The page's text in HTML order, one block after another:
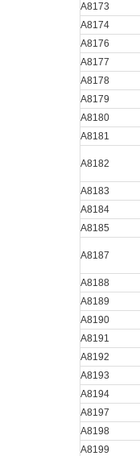
A8173
A8174
A8176
A8177
A8178
A8179
A8180
A8181
A8182
A8183
A8184
A8185
A8187
A8188
A8189
A8190
A8191
A8192
A8193
A8194
A8197
A8198
A8199